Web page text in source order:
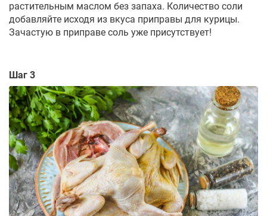
растительным маслом без запаха. Количество соли
добавляйте исходя из вкуса приправы для курицы.
Зачастую в приправе соль уже присутствует!
Шаг 3